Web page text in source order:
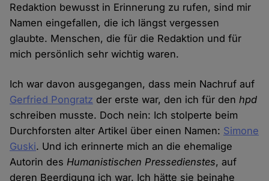
Redaktion bewusst in Erinnerung zu rufen, sind mir
Namen eingefallen, die ich längst vergessen
glaubte. Menschen, die für die Redaktion und für
mich persönlich sehr wichtig waren.
Ich war davon ausgegangen, dass mein Nachruf auf
Gerfried Pongratz der erste war, den ich für denhpd
schreiben musste. Doch nein: Ich stolperte beim
Durchforsten alter Artikel über einen Namen: Simone
Guski. Und ich erinnerte mich an die ehemalige
Autorin des Humanistischen Pressedienstes, auf
deren Beerdigung ich war. Ich hätte sie beinahe